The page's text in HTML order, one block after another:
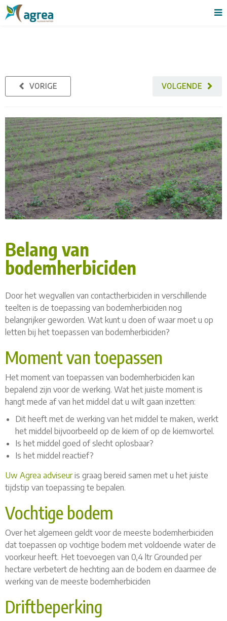
VOLGENDE
VORIGE
Belang van
bodemherbiciden
Door het wegvallen van contactherbiciden in verschillende
teelten is de toepassing van bodemherbiciden nog
belangrijker geworden. Wat kunt u doen of waar moet u op
letten bij het toepassen van bodemherbiciden?
Moment van toepassen
Het moment van toepassen van bodemherbiciden kan
bepalend zijn voor de werking. Wat het juiste moment is
hangt mede af van het middel dat u wilt gaan inzetten:
Dit heeft met de werking van het middel te maken, werkt
het middel bijvoorbeeld op de kiem of op de kiemwortel.
Is het middel goed of slecht oplosbaar?
Is het middel reactief?
Uw Agrea adviseuris graag bereid samen met u het juiste
tijdstip van toepassing te bepalen.
Vochtige bodem
Over het algemeen geldt voor de meeste bodemherbiciden
dat toepassen op vochtige bodem met voldoende water de
voorkeur heeft. Het toevoegen van 0,4 ltr Grounded per
hectare verbetert de hechting aan de bodem en daarmee de
werking van de meeste bodemherbiciden
Driftbeperking